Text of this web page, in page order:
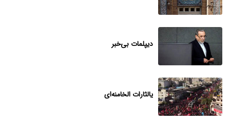
دیپلمات بی‌خبر
یالثارات الخامنه‌ای